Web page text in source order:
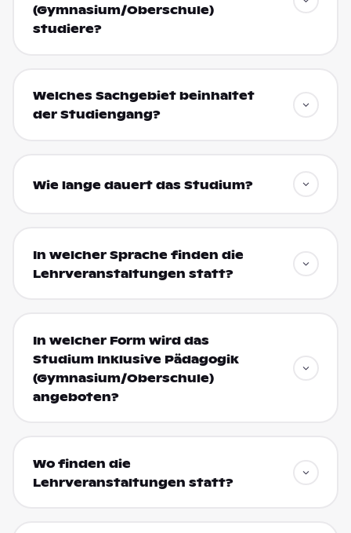
(Gymnasium/Oberschule)
studiere?
Welches Sachgebiet beinhaltet
der Studiengang?
Wie lange dauert das Studium?
In welcher Sprache finden die
Lehrveranstaltungen statt?
In welcher Form wird das
Studium Inklusive Pädagogik
(Gymnasium/Oberschule)
angeboten?
Wo finden die
Lehrveranstaltungen statt?